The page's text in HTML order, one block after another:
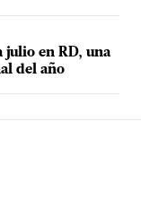
julio en RD, una
del año